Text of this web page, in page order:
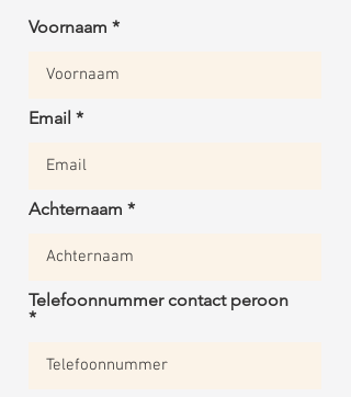
Voornaam
Email
Achternaam
Telefoonnummer contact peroon